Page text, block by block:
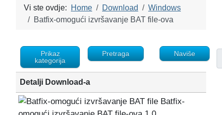
Vi ste ovdje: Home Download
Windows
Batfix-omogući izvršavanje BAT file-ova
Prikaz
kategorija
Pretraga Naviše
Detalji Download-a
Batfix-